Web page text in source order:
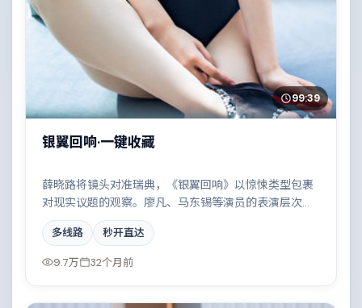
99:39
银翼回响·一键收藏
薛晓路将镜头对准瑞典，《银翼回响》以惊悚类型包裹
对现实议题的观察。廖凡、马东锡等演员的表演层次丰
富，边境线上的对峙与谈判扣人心弦。全片在类型元素
与人文关怀之间取得平衡。
多线路 秒开直达
9.7万 32个月前